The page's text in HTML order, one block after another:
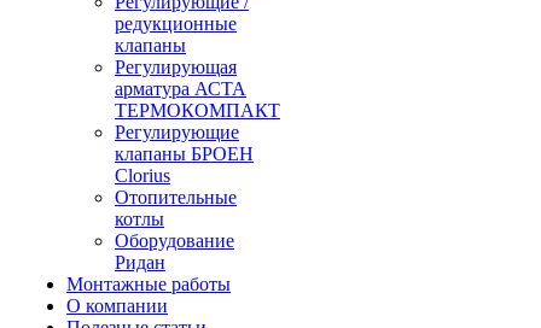
редукционные
клапаны
Регулирующая
арматура АСТА
ТЕРМОКОМПАКТ
Регулирующие
клапаны БРОЕН
Clorius
Отопительные
котлы
Оборудование
Ридан
Монтажные работы
О компании